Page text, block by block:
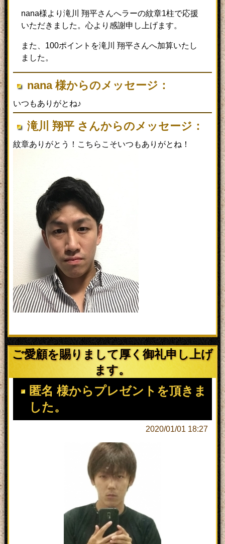
nana様より滝川 翔平さんへラーの紋章1柱で応援
いただきました。心より感謝申し上げます。
また、100ポイントを滝川 翔平さんへ加算いたし
ました。
nana 様からのメッセージ：
いつもありがとね♪
滝川 翔平 さんからのメッセージ：
紋章ありがとう！こちらこそいつもありがとね！
ご愛顧を賜りまして厚く御礼申し上げ
ます。
匿名 様からプレゼントを頂きま
した。
2020/01/01 18:27